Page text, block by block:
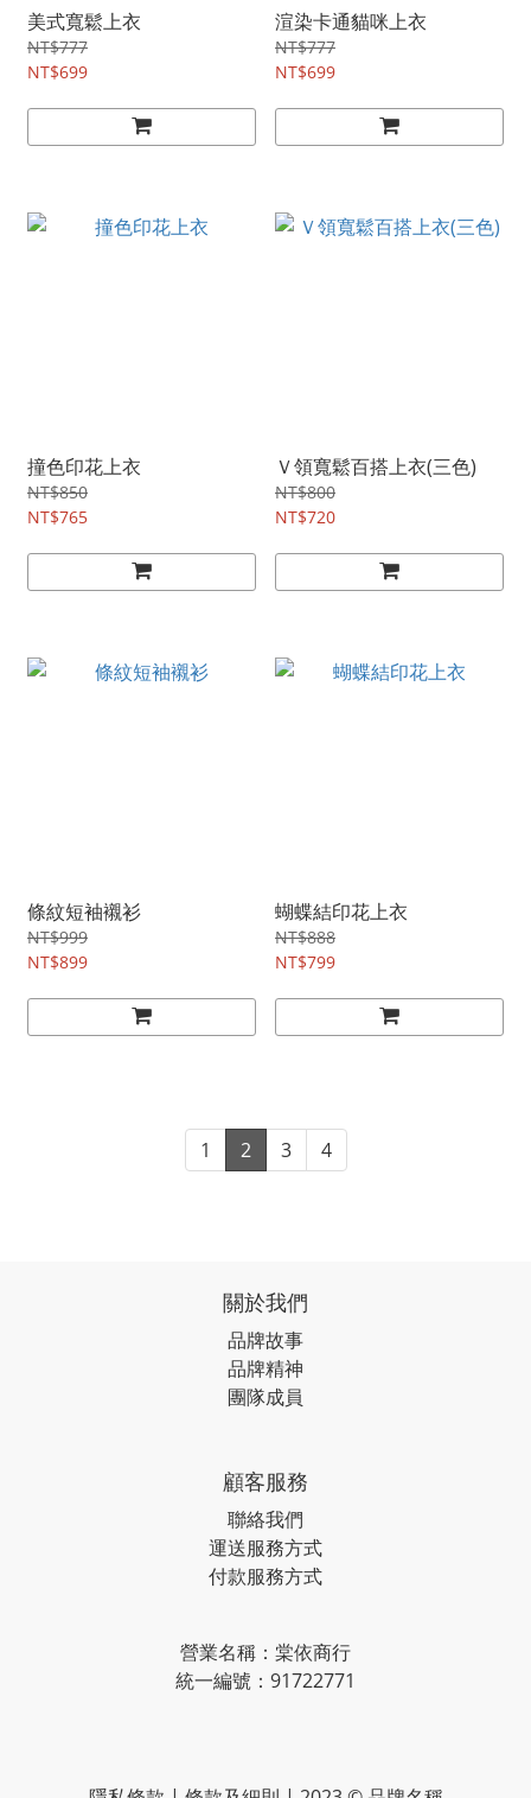
美式寬鬆上衣
NT$777
NT$699
渲染卡通貓咪上衣
NT$777
NT$699
撞色印花上衣
NT$850
NT$765
Ｖ領寬鬆百搭上衣(三色)
NT$800
NT$720
條紋短袖襯衫
NT$999
NT$899
蝴蝶結印花上衣
NT$888
NT$799
1 2 3 4
關於我們
品牌故事
品牌精神
團隊成員
顧客服務
聯絡我們
運送服務方式
付款服務方式
營業名稱：棠依商行
統一編號：91722771